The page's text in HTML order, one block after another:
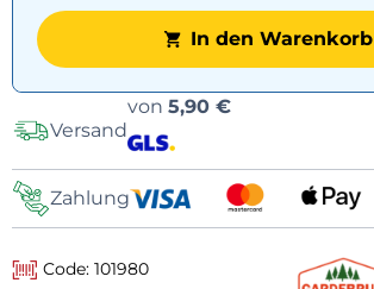
In den Warenkorb
Versand
von 5,90 €
Zahlung
Code: 101980